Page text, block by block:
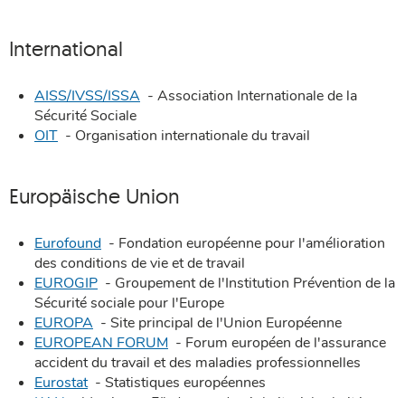
International
AISS/IVSS/ISSA - Association Internationale de la
Sécurité Sociale
OIT - Organisation internationale du travail
Europäische Union
Eurofound - Fondation européenne pour l'amélioration
des conditions de vie et de travail
EUROGIP - Groupement de l'Institution Prévention de la
Sécurité sociale pour l'Europe
EUROPA - Site principal de l'Union Européenne
EUROPEAN FORUM - Forum européen de l'assurance
accident du travail et des maladies professionnelles
Eurostat- Statistiques européennes